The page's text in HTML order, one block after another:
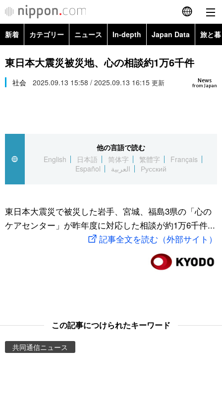
English
简体字
繁體字
العربية
社会
スポーツ・東京2020
旅と暮らし
Images
新着 カテゴリー ニュース In-depth Japan Data 旅と
政治・外交
経済・ビジネス
社会
文化
科学・技術
暮らし
Topics
Images
お知らせ
東日本大震災被災地、心の相談約1万6千件
News
from Japan
社会 2025.09.13 15:58 / 2025.09.13 16:15 更新
他の言語で読む
English
日本語 简体字 繁體字
Français
Español
العربية Русский
東日本大震災で被災した岩手、宮城、福島3県の「心の
ケアセンター」が昨年度に対応した相談が約1万6千件...
記事全文を読む（外部サイト）
この記事につけられたキーワード
共同通信ニュース